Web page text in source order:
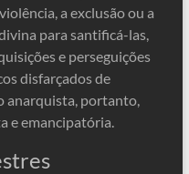
a exclusão ou a
para santificá-las,
e perseguições
disfarçados de
anarquista, portanto,
e emancipatória.